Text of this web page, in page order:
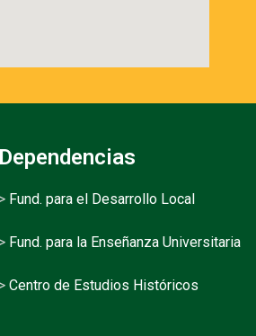
Dependencias
> Fund. para el Desarrollo Local
> Fund. para la Enseñanza Universitaria
> Centro de Estudios Históricos